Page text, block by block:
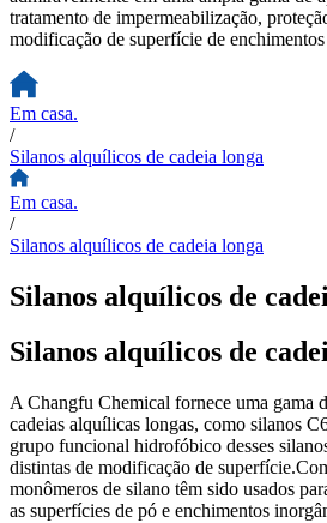
tratamento de impermeabilização,
modificação de superfície de
Em casa.
/
Silanos alquílicos de cadeia longa
Em casa.
/
Silanos alquílicos de cadeia longa
Silanos alquílicos de
Silanos alquílicos de
A Changfu Chemical fornece uma gama
cadeias alquílicas longas, como silanos
grupo funcional hidrofóbico desses
distintas de modificação de
monômeros de silano têm sido usados
as superfícies de pó e enchimentos